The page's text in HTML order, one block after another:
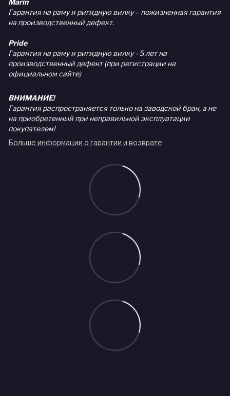
Гарантия на раму и ригидную вилку – пожизненная гарантия
на производственный дефект.
Pride
Гарантия на раму и ригидную вилку - 5 лет на
производственный дефект (при регистрации на
официальном сайте)
ВНИМАНИЕ!
Гарантия распространяется только на заводской брак, а не
на приобретенный при неправильной эксплуатации
покупателем!
Больше информации о гарантии и возврате